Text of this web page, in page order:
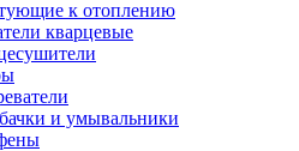
к отоплению
кварцевые
и умывальники